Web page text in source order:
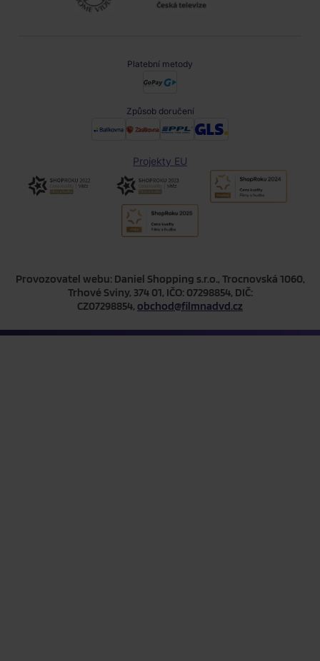
Platební metody
Způsob doručení
Projekty EU
Provozovatel webu: Daniel Shopping s.r.o., Trocnovská 1060,
Trhové Sviny, 374 01, IČO: 07298854, DIČ:
CZ07298854, obchod@filmnadvd.cz